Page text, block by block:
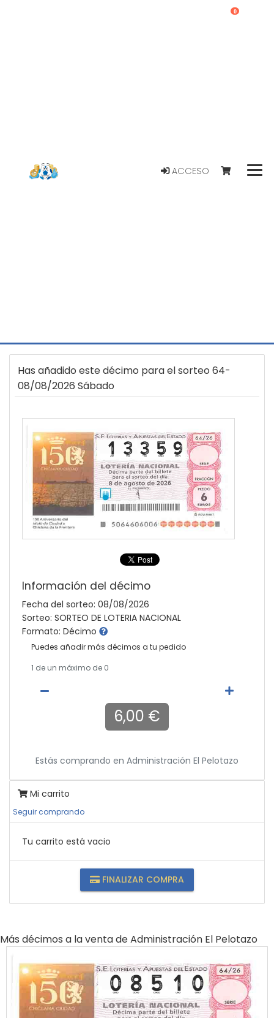
ACCESO
0
Has añadido este décimo para el sorteo 64-
08/08/2026 Sábado
Información del décimo
Fecha del sorteo: 08/08/2026
Sorteo: SORTEO DE LOTERIA NACIONAL
Formato: Décimo
Puedes añadir más décimos a tu pedido
1 de un máximo de 0
6,00 €
Estás comprando en Administración El Pelotazo
Mi carrito
Seguir comprando
Tu carrito está vacio
FINALIZAR COMPRA
Más décimos a la venta deAdministración El Pelotazo